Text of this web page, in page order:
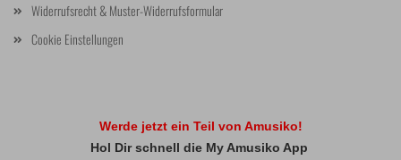
Widerrufsrecht & Muster-Widerrufsformular
Cookie Einstellungen
Werde jetzt ein Teil von Amusiko!
Hol Dir schnell die My Amusiko App